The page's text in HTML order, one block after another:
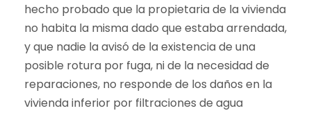
hecho probado que la propietaria de la vivienda
no habita la misma dado que estaba arrendada,
y que nadie la avisó de la existencia de una
posible rotura por fuga, ni de la necesidad de
reparaciones, no responde de los daños en la
vivienda inferior por filtraciones de agua